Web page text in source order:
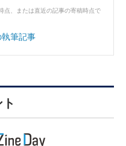
点、または直近の記事の寄稿時点で
筆記事